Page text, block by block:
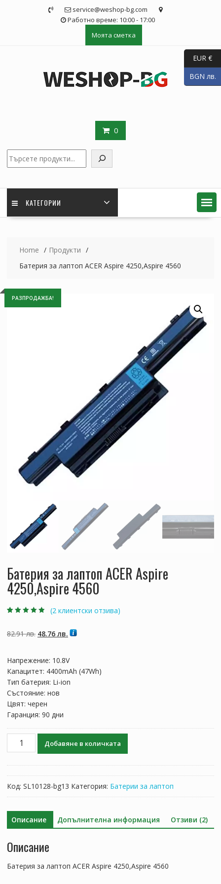
service@weshop-bg.com
Работно време: 10:00 - 17:00
Моята сметка
0
КАТЕГОРИИ
Home
Продукти
Батерия за лаптоп ACER Aspire 4250,Aspire 4560
РАЗПРОДАЖБА!
Батерия за лаптоп ACER Aspire
4250,Aspire 4560
базирано на
потребителски
(2 клиентски отзива)
82.91лв. Original
82.91 лв..
48.76 лв.Текущата
48.76 лв..
Напрежение: 10.8V
Капацитет: 4400mAh (47Wh)
Тип батерия: Li-ion
Състояние: нов
Цвят: черен
Гаранция: 90 дни
количество
лаптоп
ACER
4560
Добавяне в количката
Код: SL10128-bg13 Категория: Батерии за лаптоп
Описание Допълнителна информация Отзиви (2)
Описание
Батерия за лаптоп ACER Aspire 4250,Aspire 4560
EUR €
BGN лв.